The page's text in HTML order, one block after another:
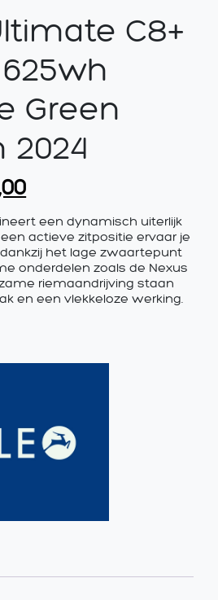
C8+
Green
2024
Huidige
prijs
is:
€3.249,00.
een dynamisch uiterlijk
actieve zitpositie ervaar je
het lage zwaartepunt
onderdelen zoals de Nexus
riemaandrijving staan
en een vlekkeloze werking.